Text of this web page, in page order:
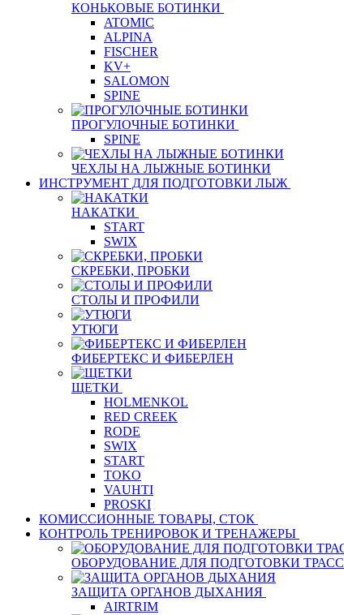
КОНЬКОВЫЕ БОТИНКИ
ATOMIC
ALPINA
FISCHER
KV+
SALOMON
SPINE
ПРОГУЛОЧНЫЕ БОТИНКИ
SPINE
ЧЕХЛЫ НА ЛЫЖНЫЕ БОТИНКИ
ИНСТРУМЕНТ ДЛЯ ПОДГОТОВКИ ЛЫЖ
НАКАТКИ
START
SWIX
СКРЕБКИ, ПРОБКИ
СТОЛЫ И ПРОФИЛИ
УТЮГИ
ФИБЕРТЕКС И ФИБЕРЛЕН
ЩЕТКИ
HOLMENKOL
RED CREEK
RODE
SWIX
START
TOKO
VAUHTI
PROSKI
КОМИССИОННЫЕ ТОВАРЫ, СТОК
КОНТРОЛЬ ТРЕНИРОВОК И ТРЕНАЖЕРЫ
ОБОРУДОВАНИЕ ДЛЯ ПОДГОТОВКИ ТРАСС
ЗАЩИТА ОРГАНОВ ДЫХАНИЯ
AIRTRIM